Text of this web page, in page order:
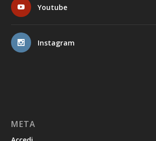
Youtube
Instagram
META